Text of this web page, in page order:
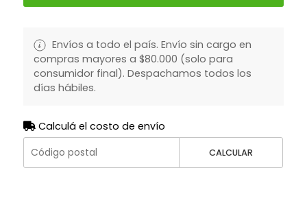
Envíos a todo el país. Envío sin cargo en
compras mayores a $80.000 (solo para
consumidor final). Despachamos todos los
días hábiles.
Calculá el costo de envío
CALCULAR